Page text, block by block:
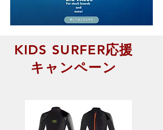
KIDS SURFER応援
キャンペーン